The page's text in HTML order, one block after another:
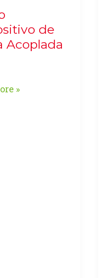
de
Acoplada
»